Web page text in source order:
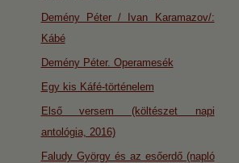
Demény Péter / Ivan Karamazov/:
Kábé
Demény Péter. Operamesék
Egy kis Káfé-történelem
Első versem (költészet napi
antológia, 2016)
Faludy György és az esőerdő (napló